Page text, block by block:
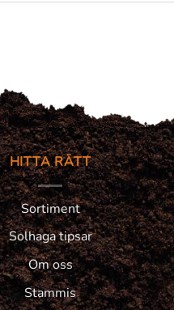
HITTA RÄTT
Sortiment
Solhaga tipsar
Om oss
Stammis